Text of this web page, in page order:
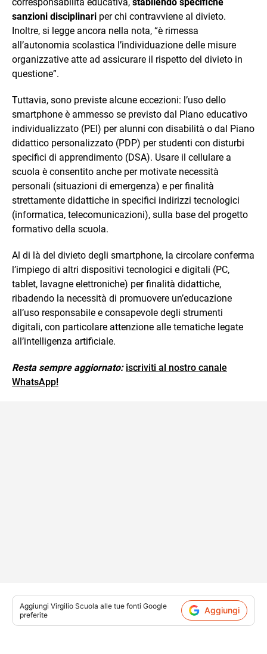
sanzioni disciplinari per chi contravviene al divieto.
Inoltre, si legge ancora nella nota, “è rimessa
all’autonomia scolastica l’individuazione delle misure
organizzative atte ad assicurare il rispetto del divieto in
questione”.
Tuttavia, sono previste alcune eccezioni: l’uso dello
smartphone è ammesso se previsto dal Piano educativo
individualizzato (PEI) per alunni con disabilità o dal Piano
didattico personalizzato (PDP) per studenti con disturbi
specifici di apprendimento (DSA). Usare il cellulare a
scuola è consentito anche per motivate necessità
personali (situazioni di emergenza) e per finalità
strettamente didattiche in specifici indirizzi tecnologici
(informatica, telecomunicazioni), sulla base del progetto
formativo della scuola.
Al di là del divieto degli smartphone, la circolare conferma
l’impiego di altri dispositivi tecnologici e digitali (PC,
tablet, lavagne elettroniche) per finalità didattiche,
ribadendo la necessità di promuovere un’educazione
all’uso responsabile e consapevole degli strumenti
digitali, con particolare attenzione alle tematiche legate
all’intelligenza artificiale.
Resta sempre aggiornato: iscriviti al nostro canale
WhatsApp!
Aggiungi Virgilio Scuola alle tue fonti Google
preferite
Aggiungi